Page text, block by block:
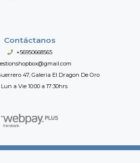
Contáctanos
+56950668565
47, Galeria El Dragon De Oro
Lun a Vie 10:00 a 17:30hrs